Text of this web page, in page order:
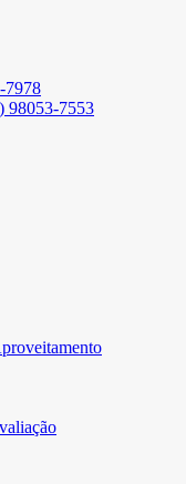
7978
98053-7553